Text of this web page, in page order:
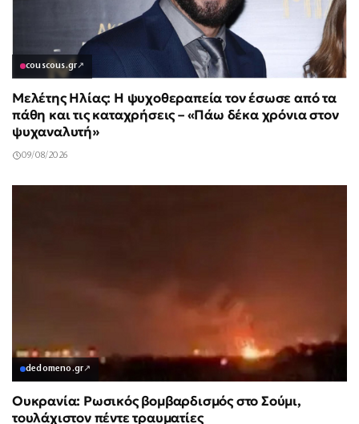
couscous.gr↗
Μελέτης Ηλίας: Η ψυχοθεραπεία τον έσωσε από τα
πάθη και τις καταχρήσεις – «Πάω δέκα χρόνια στον
ψυχαναλυτή»
09/08/2026
dedomeno.gr↗
Ουκρανία: Ρωσικός βομβαρδισμός στο Σούμι,
τουλάχιστον πέντε τραυματίες